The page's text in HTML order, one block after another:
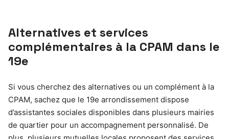
Alternatives et services
complémentaires à la CPAM dans le
19e
Si vous cherchez des alternatives ou un complément à la
CPAM, sachez que le 19e arrondissement dispose
d’assistantes sociales disponibles dans plusieurs mairies
de quartier pour un accompagnement personnalisé. De